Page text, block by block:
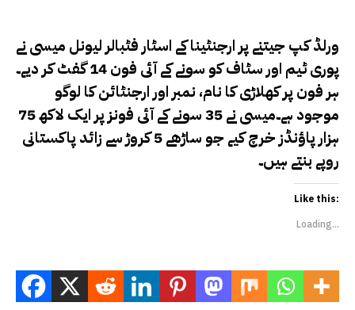
ورلڈ کپ جیتنے پر ارجنٹینا کے اسٹار فٹبالر لیونل میسی نے
پوری ٹیم اور سٹاف کو سونے کے آئی فون 14 گفٹ کر دیے۔
ہر فون پر کھلاڑی کا نام، نمبر اور ارجنٹائن کا لوگو
موجود ہے۔میسی نے 35 سونے کے آئی فونز پر ایک لاکھ 75
ہزار پاؤنڈز خرچ کیے جو ساڑھے 5 کروڑ سے زائد پاکستانی
روپے بنتے ہیں۔
Like this:
Loading...